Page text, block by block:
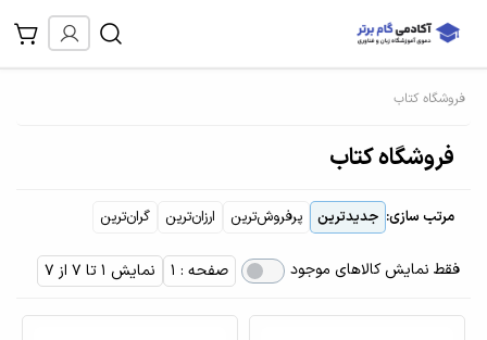
فروشگاه کتاب
فروشگاه کتاب
مرتب سازی: جدیدترین پرفروش‌ترین ارزان‌ترین گران‌ترین
فقط نمایش کالاهای موجود صفحه : 1 نمایش 1 تا 7 از 7